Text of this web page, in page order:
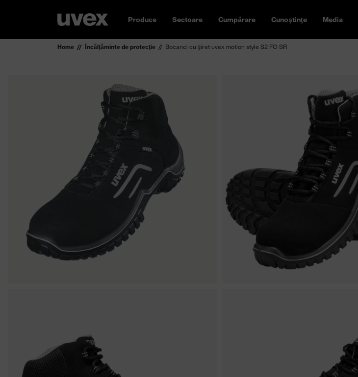
Produse Sectoare Cumpărare Cunoştinţe Media
Home Încălţăminte de protecţie Bocanci cu şiret uvex motion style S2 FO SR